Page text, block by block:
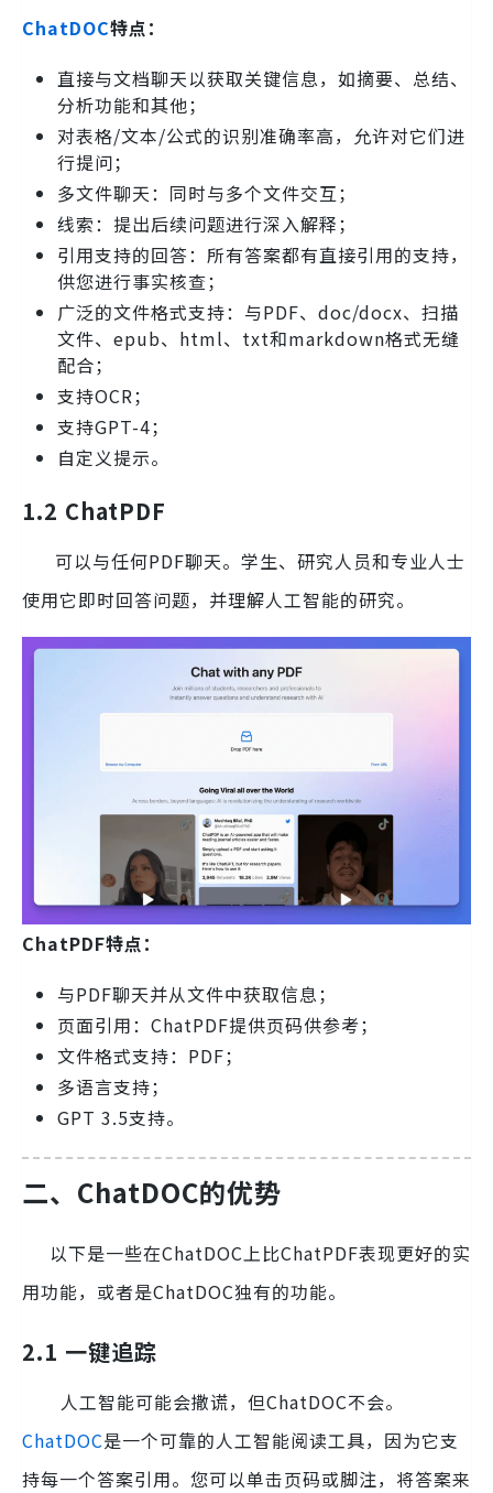
ChatDOC特点：
直接与文档聊天以获取关键信息，如摘要、总结、
分析功能和其他；
对表格/文本/公式的识别准确率高，允许对它们进
行提问；
多文件聊天：同时与多个文件交互；
线索：提出后续问题进行深入解释；
引用支持的回答：所有答案都有直接引用的支持，
供您进行事实核查；
广泛的文件格式支持：与PDF、doc/docx、扫描
文件、epub、html、txt和markdown格式无缝
配合；
支持OCR；
支持GPT-4；
自定义提示。
1.2 ChatPDF
可以与任何PDF聊天。学生、研究人员和专业人士
使用它即时回答问题，并理解人工智能的研究。
ChatPDF特点：
与PDF聊天并从文件中获取信息；
页面引用：ChatPDF提供页码供参考；
文件格式支持：PDF；
多语言支持；
GPT 3.5支持。
二、ChatDOC的优势
以下是一些在ChatDOC上比ChatPDF表现更好的实
用功能，或者是ChatDOC独有的功能。
2.1 一键追踪
人工智能可能会撒谎，但ChatDOC不会。
ChatDOC是一个可靠的人工智能阅读工具，因为它支
持每一个答案引用。您可以单击页码或脚注，将答案来